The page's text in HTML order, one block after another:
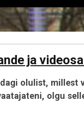
ja
olulist, millest
olgu